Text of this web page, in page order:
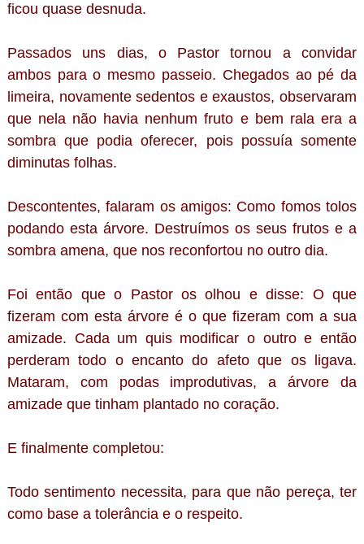
ficou quase desnuda.
Passados uns dias, o Pastor tornou a convidar
ambos para o mesmo passeio. Chegados ao pé da
limeira, novamente sedentos e exaustos, observaram
que nela não havia nenhum fruto e bem rala era a
sombra que podia oferecer, pois possuía somente
diminutas folhas.
Descontentes, falaram os amigos: Como fomos tolos
podando esta árvore. Destruímos os seus frutos e a
sombra amena, que nos reconfortou no outro dia.
Foi então que o Pastor os olhou e disse: O que
fizeram com esta árvore é o que fizeram com a sua
amizade. Cada um quis modificar o outro e então
perderam todo o encanto do afeto que os ligava.
Mataram, com podas improdutivas, a árvore da
amizade que tinham plantado no coração.
E finalmente completou:
Todo sentimento necessita, para que não pereça, ter
como base a tolerância e o respeito.